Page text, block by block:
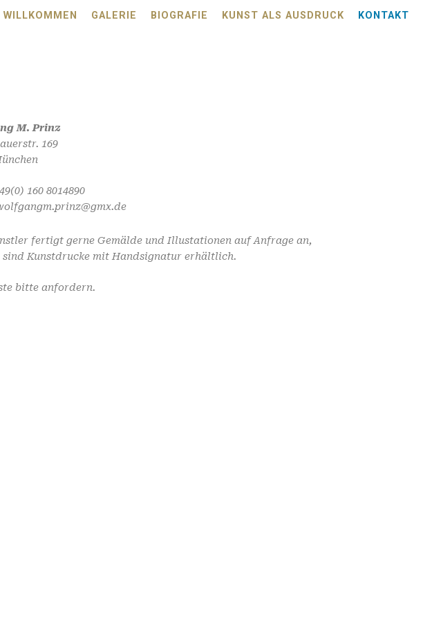
WILLKOMMEN GALERIE BIOGRAFIE KUNST ALS AUSDRUCK KONTAKT
M. Prinz
169
160 8014890
fertigt gerne Gemälde und Illustationen auf Anfrage an,
sind Kunstdrucke mit Handsignatur erhältlich.
bitte anfordern.